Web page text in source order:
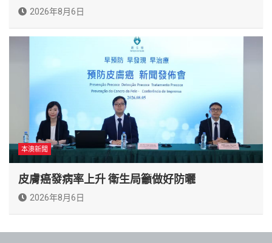
2026年8月6日
本澳新聞
皮膚癌發病率上升 衛生局籲做好防曬
2026年8月6日